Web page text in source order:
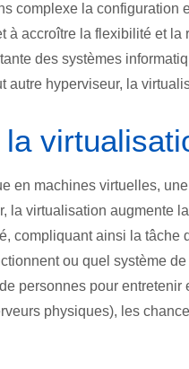
complexe la configuration
à accroître la flexibilité et
des systèmes
autre hyperviseur, la
la
en machines virtuelles,
la virtualisation augmente
compliquant ainsi la
ou quel système
personnes pour
physiques), les